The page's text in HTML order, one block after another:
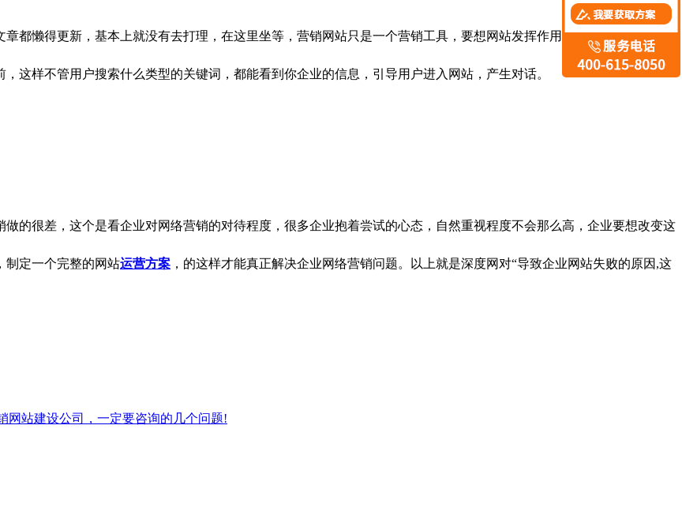
懒得更新，基本上就没有去打理，在这里坐等，营销网站只是一个营销工具，要想网站发挥作用，还得去做推广，做
这样不管用户搜索什么类型的关键词，都能看到你企业的信息，引导用户进入网站，产生对话。
很差，这个是看企业对网络营销的对待程度，很多企业抱着尝试的心态，自然重视程度不会那么高，企业要想改变这
制定一个完整的网站运营方案 ，的这样才能真正解决企业网络营销问题。以上就是深度网对“导致企业网站失败的原因,这
网站建设公司，一定要咨询的几个问题!